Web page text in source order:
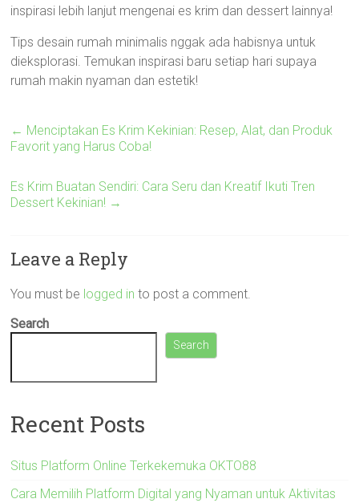
inspirasi lebih lanjut mengenai es krim dan dessert lainnya!
Tips desain rumah minimalis nggak ada habisnya untuk
dieksplorasi. Temukan inspirasi baru setiap hari supaya
rumah makin nyaman dan estetik!
← Menciptakan Es Krim Kekinian: Resep, Alat, dan Produk
Favorit yang Harus Coba!
Es Krim Buatan Sendiri: Cara Seru dan Kreatif Ikuti Tren
Dessert Kekinian! →
Leave a Reply
You must be logged in to post a comment.
Search
Search
Recent Posts
Situs Platform Online Terkekemuka OKTO88
Cara Memilih Platform Digital yang Nyaman untuk Aktivitas